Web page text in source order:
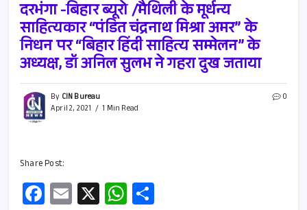
दरभंगा -बिहार ब्यूरो /मैथिली के मूर्धन्य
साहित्यकार “पंडित चंद्रनाथ मिश्रा अमर” के
निधन पर “बिहार हिंदी साहित्य सम्मेलन” के
अध्यक्ष, डॉ अनिल सुलभ ने गहरा दुख जताया
By CIN Bureau
April 2, 2021
1 Min Read
0
Share Post:
Fa E X W